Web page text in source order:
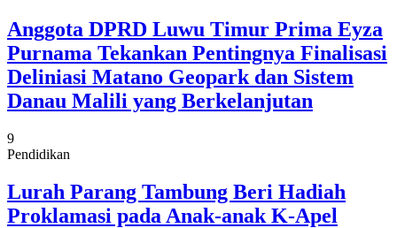
Anggota DPRD Luwu Timur Prima Eyza
Purnama Tekankan Pentingnya Finalisasi
Deliniasi Matano Geopark dan Sistem
Danau Malili yang Berkelanjutan
9
Pendidikan
Lurah Parang Tambung Beri Hadiah
Proklamasi pada Anak-anak K-Apel